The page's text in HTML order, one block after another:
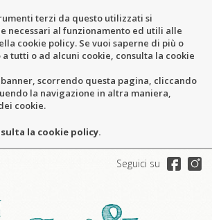
terzi da questo utilizzati si
necessari al funzionamento ed utili alle
cookie policy. Se vuoi saperne di più o
tutti o ad alcuni cookie, consulta la cookie
scorrendo questa pagina, cliccando
la navigazione in altra maniera,
cookie.
la cookie policy.
Seguici su